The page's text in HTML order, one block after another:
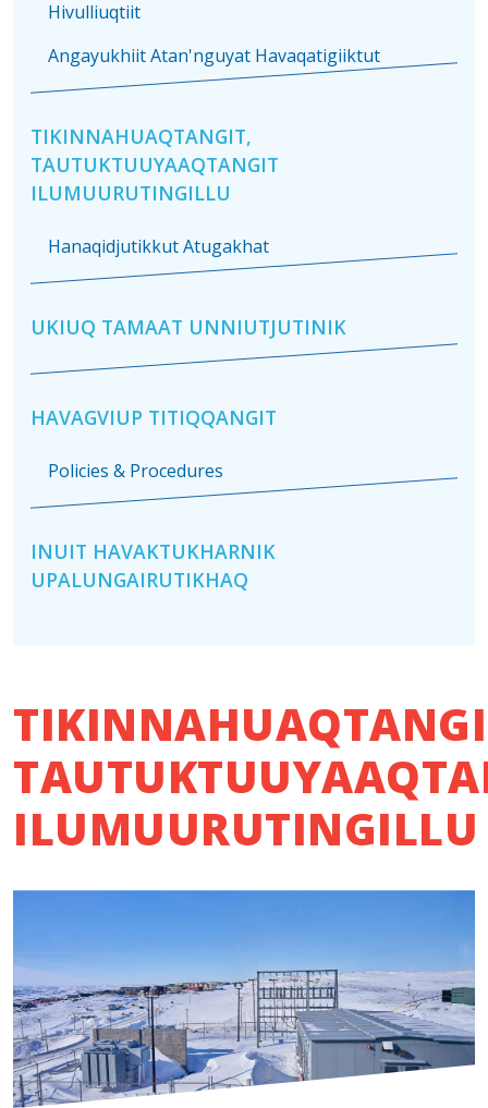
ILUMUURUTINGILLU
Hivulliuqtiit
Angayukhiit Atan'nguyat Havaqatigiiktut
TIKINNAHUAQTANGIT,
TAUTUKTUUYAAQTANGIT
ILUMUURUTINGILLU
Hanaqidjutikkut Atugakhat
UKIUQ TAMAAT UNNIUTJUTINIK
HAVAGVIUP TITIQQANGIT
Policies & Procedures
INUIT HAVAKTUKHARNIK
UPALUNGAIRUTIKHAQ